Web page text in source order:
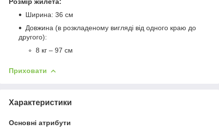
Ширина: 36 см
Довжина (в розкладеному вигляді від одного краю до
другого):
8 кг – 97 см
Приховати
Характеристики
Основні атрибути